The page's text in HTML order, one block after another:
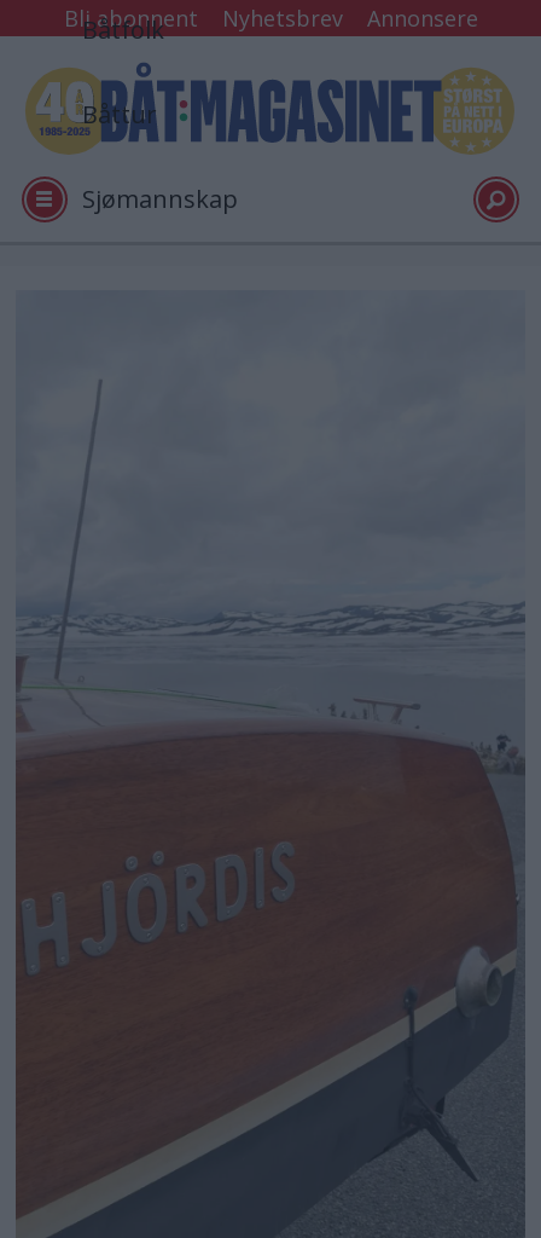
Bli abonnent Nyhetsbrev Annonsere
Båtfolk
Båttur
Sjømannskap
Video